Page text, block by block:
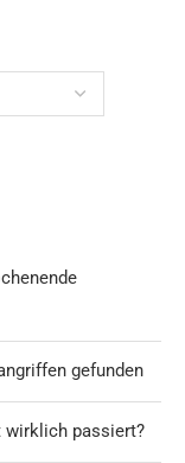
gefunden
wirklich passiert?